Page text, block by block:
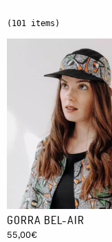
(101 items)
GORRA BEL-AIR
55,00€